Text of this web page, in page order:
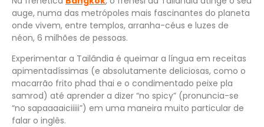
auge, numa das metrópoles mais fascinantes do planeta
onde vivem, entre templos, arranha-céus e luzes de
néon, 6 milhões de pessoas.
Experimentar a Tailândia é queimar a língua em receitas
apimentadíssimas (e absolutamente deliciosas, como o
macarrão frito phad thai e o condimentado peixe pla
samrod) até aprender a dizer “no spicy” (pronuncia-se
“no sapaaaaiciiiii”) em uma maneira muito particular de
falar o inglês.